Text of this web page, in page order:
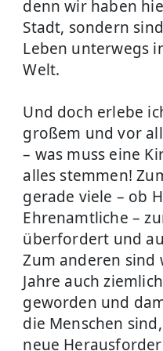
denn wir haben
Stadt, sondern
Leben unterwegs
Welt.
Und doch erlebe
großem und vor
– was muss eine
alles stemmen!
gerade viele – ob
Ehrenamtliche –
überfordert und
Zum anderen sind
Jahre auch
geworden und
die Menschen
neue